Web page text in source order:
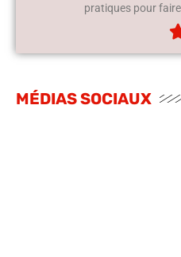
pratiques pour
MÉDIAS SOCIAUX